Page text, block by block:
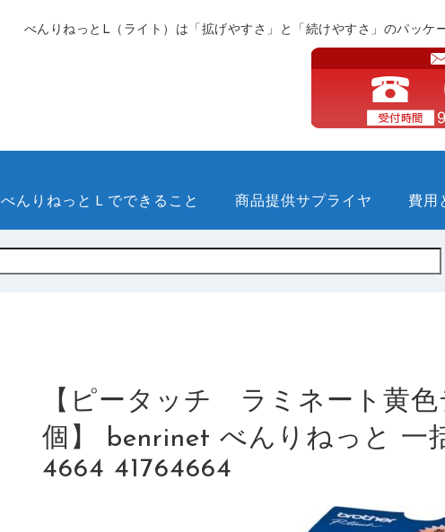
べんりねっとL（ライト）は「拡げやすさ」と「続けやすさ」のパッケ
べんりねっとＬでできること 商品提供サプライヤ 費用
【ピータッチ ラミネート黄
個】 benrinet べんりねっと 一
4664 41764664